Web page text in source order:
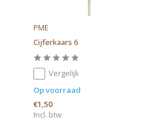
PME
Cijferkaars 6
Vergelijk
Op voorraad
€1,50
Incl. btw